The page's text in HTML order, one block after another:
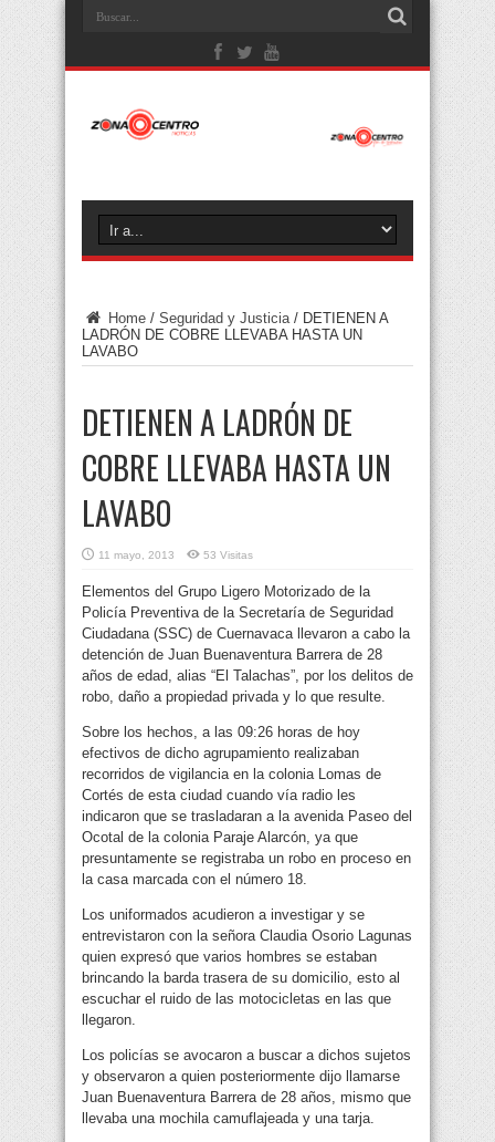
Home / Seguridad y Justicia / DETIENEN A
LADRÓN DE COBRE LLEVABA HASTA UN
LAVABO
DETIENEN A LADRÓN DE
COBRE LLEVABA HASTA UN
LAVABO
11 mayo, 2013 53 Visitas
Elementos del Grupo Ligero Motorizado de la
Policía Preventiva de la Secretaría de Seguridad
Ciudadana (SSC) de Cuernavaca llevaron a cabo la
detención de Juan Buenaventura Barrera de 28
años de edad, alias “El Talachas”, por los delitos de
robo, daño a propiedad privada y lo que resulte.
Sobre los hechos, a las 09:26 horas de hoy
efectivos de dicho agrupamiento realizaban
recorridos de vigilancia en la colonia Lomas de
Cortés de esta ciudad cuando vía radio les
indicaron que se trasladaran a la avenida Paseo del
Ocotal de la colonia Paraje Alarcón, ya que
presuntamente se registraba un robo en proceso en
la casa marcada con el número 18.
Los uniformados acudieron a investigar y se
entrevistaron con la señora Claudia Osorio Lagunas
quien expresó que varios hombres se estaban
brincando la barda trasera de su domicilio, esto al
escuchar el ruido de las motocicletas en las que
llegaron.
Los policías se avocaron a buscar a dichos sujetos
y observaron a quien posteriormente dijo llamarse
Juan Buenaventura Barrera de 28 años, mismo que
llevaba una mochila camuflajeada y una tarja.